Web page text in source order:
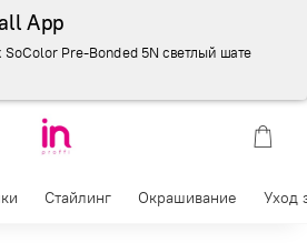
App
SoColor Pre-Bonded 5N светлый шатен
Стайлинг Окрашивание Уход